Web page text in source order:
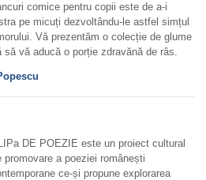
comice pentru copii este de a-i
pe micuți dezvoltându-le astfel simțul
Vă prezentăm o colecție de glume
vă aducă o porție zdravănă de râs.
DE POEZIE este un proiect cultural
promovare a poeziei românești
ce-și propune explorarea